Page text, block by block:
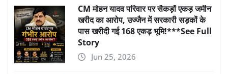
CM मोहन यादव परिवार पर सैकड़ों एकड़ जमीन
खरीद का आरोप, उज्जैन में सरकारी सड़कों के
पास खरीदी गई 168 एकड़ भूमि!***See Full
Story
Jun 25, 2026